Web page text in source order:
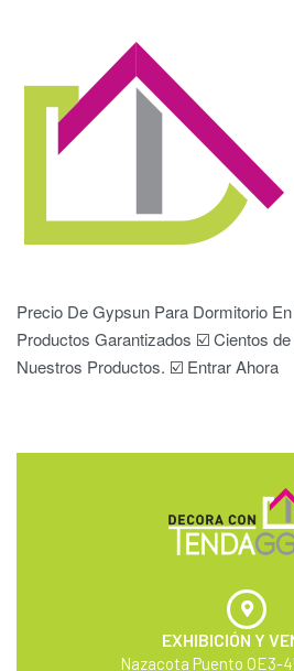
Precio De Gypsun Para Dormitorio
Productos Garantizados ☑️ Cientos
Nuestros Productos. ☑️ Entrar Ahora
EXHIBICIÓN Y
Nazacota Puento OE3-